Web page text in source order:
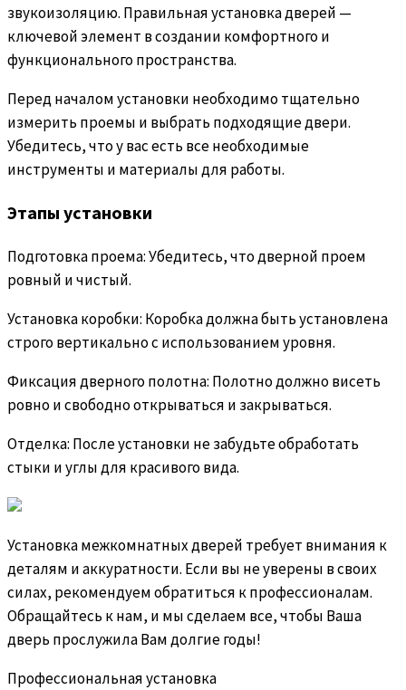
звукоизоляцию. Правильная установка дверей —
ключевой элемент в создании комфортного и
функционального пространства.
Перед началом установки необходимо тщательно
измерить проемы и выбрать подходящие двери.
Убедитесь, что у вас есть все необходимые
инструменты и материалы для работы.
Этапы установки
Подготовка проема: Убедитесь, что дверной проем
ровный и чистый.
Установка коробки: Коробка должна быть установлена
строго вертикально с использованием уровня.
Фиксация дверного полотна: Полотно должно висеть
ровно и свободно открываться и закрываться.
Отделка: После установки не забудьте обработать
стыки и углы для красивого вида.
Установка межкомнатных дверей требует внимания к
деталям и аккуратности. Если вы не уверены в своих
силах, рекомендуем обратиться к профессионалам.
Обращайтесь к нам, и мы сделаем все, чтобы Ваша
дверь прослужила Вам долгие годы!
Профессиональная установка